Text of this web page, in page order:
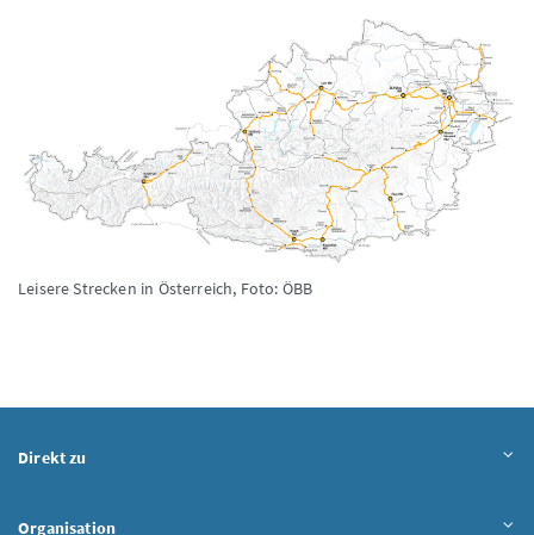
Leisere Strecken in Österreich, Foto: ÖBB
Direkt zu
Organisation